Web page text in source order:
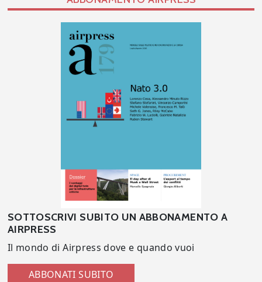
SOTTOSCRIVI SUBITO UN ABBONAMENTO A
AIRPRESS
Il mondo di Airpress dove e quando vuoi
ABBONATI SUBITO